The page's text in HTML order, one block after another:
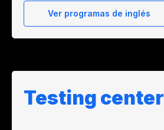
Ver programas de inglés
Testing center